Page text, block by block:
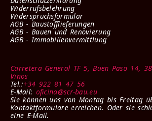
Widerrufsbelehrung
Widerspruchsformular
AGB - Baustofflieferungen
AGB - Bauen und Renovierung
AGB - Immobilienvermittlung
Carretera General TF 5, Buen Paso 14,
Vinos
Tel.:+34 922 81 47 56
E-Mail: oficina@scr-bau.eu
Sie können uns von Montag bis Freitag
Kontaktformulare erreichen. Oder sie
eine E-Mail.